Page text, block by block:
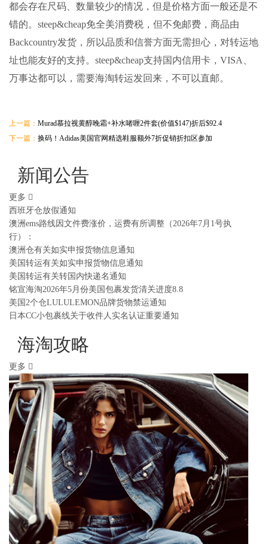
都会存在尺码、数量较少的情况，但是价格方面一般还是不
错的。steep&cheap免全美消费税，但不免邮费，商品由
Backcountry发货，所以品质和信誉方面无需担心，对转运地
址也能友好的支持。steep&cheap支持国内信用卡，VISA、
万事达都可以，需要海淘转运发回来 ，不可以直邮。
上一篇： Murad慕拉视黄醇晚霜+补水啫喱2件套(价值$147)折后$92.4
下一篇： 换码！Adidas美国官网精选鞋服额外7折促销折扣区参加
新闻公告
更多
西班牙仓放假通知
澳洲ems路线因文件费涨价，运费有所调整（2026年7月1号执
行）：
澳洲仓有关如实申报货物信息通知
美国转运有关如实申报货物信息通知
美国转运有关转国内快递名通知
铭宣海淘2026年5月份美国包裹发货清关进度8.8
美国2个仓LULULEMON品牌货物禁运通知
日本CC小包裹线关于收件人实名认证重要通知
海淘攻略
更多